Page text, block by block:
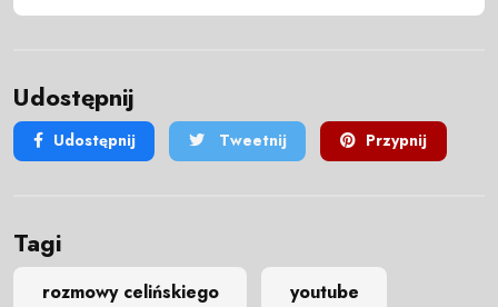
Udostępnij
Udostępnij Tweetnij Przypnij
Tagi
rozmowy celińskiego youtube